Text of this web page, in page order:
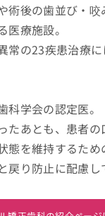
術後の歯並び・
医療施設。
常の23疾患治療
科学会の認定医。
たあとも、患者の
態を維持するた
戻り防止に配慮し